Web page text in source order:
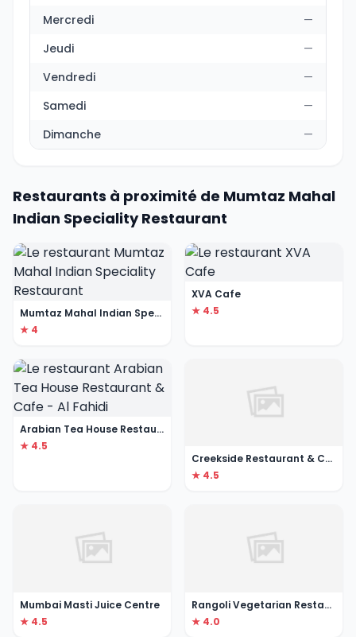
Mercredi
—
Jeudi
—
Vendredi
—
Samedi
—
Dimanche
—
Restaurants à proximité de Mumtaz Mahal
Indian Speciality Restaurant
Mumtaz Mahal Indian Speciality Restaurant
★ 4
XVA Cafe
★ 4.5
Arabian Tea House Restaurant & Cafe - Al Fahidi
★ 4.5
Creekside Restaurant & Cafe
★ 4.5
Mumbai Masti Juice Centre
★ 4.5
Rangoli Vegetarian Restaurant
★ 4.0